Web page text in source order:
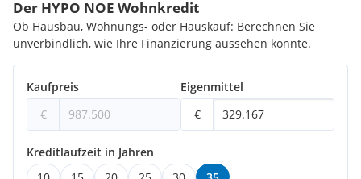
Der HYPO NOE Wohnkredit
Ob Hausbau, Wohnungs- oder Hauskauf: Berechnen Sie
unverbindlich, wie Ihre Finanzierung aussehen könnte.
Kaufpreis
€
Eigenmittel
€
Kreditlaufzeit in Jahren